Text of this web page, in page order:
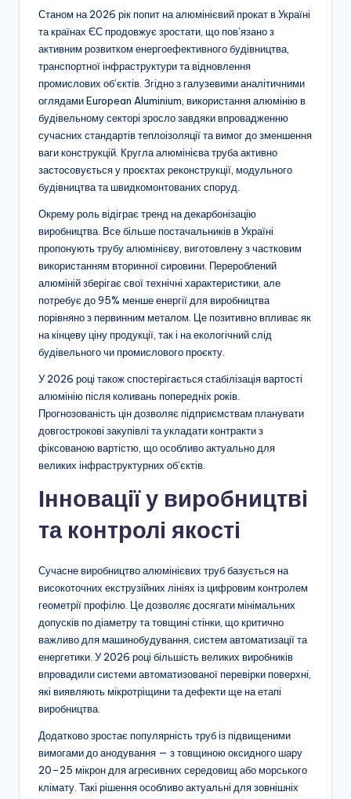
Станом на 2026 рік попит на алюмінієвий прокат в Україні
та країнах ЄС продовжує зростати, що пов’язано з
активним розвитком енергоефективного будівництва,
транспортної інфраструктури та відновлення
промислових об’єктів. Згідно з галузевими аналітичними
оглядами European Aluminium, використання алюмінію в
будівельному секторі зросло завдяки впровадженню
сучасних стандартів теплоізоляції та вимог до зменшення
ваги конструкцій. Кругла алюмінієва труба активно
застосовується у проєктах реконструкції, модульного
будівництва та швидкомонтованих споруд.
Окрему роль відіграє тренд на декарбонізацію
виробництва. Все більше постачальників в Україні
пропонують трубу алюмінієву, виготовлену з частковим
використанням вторинної сировини. Перероблений
алюміній зберігає свої технічні характеристики, але
потребує до 95% менше енергії для виробництва
порівняно з первинним металом. Це позитивно впливає як
на кінцеву ціну продукції, так і на екологічний слід
будівельного чи промислового проєкту.
У 2026 році також спостерігається стабілізація вартості
алюмінію після коливань попередніх років.
Прогнозованість цін дозволяє підприємствам планувати
довгострокові закупівлі та укладати контракти з
фіксованою вартістю, що особливо актуально для
великих інфраструктурних об’єктів.
Інновації у виробництві
та контролі якості
Сучасне виробництво алюмінієвих труб базується на
високоточних екструзійних лініях із цифровим контролем
геометрії профілю. Це дозволяє досягати мінімальних
допусків по діаметру та товщині стінки, що критично
важливо для машинобудування, систем автоматизації та
енергетики. У 2026 році більшість великих виробників
впровадили системи автоматизованої перевірки поверхні,
які виявляють мікротріщини та дефекти ще на етапі
виробництва.
Додатково зростає популярність труб із підвищеними
вимогами до анодування — з товщиною оксидного шару
20–25 мікрон для агресивних середовищ або морського
клімату. Такі рішення особливо актуальні для зовнішніх